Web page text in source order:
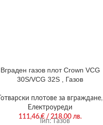
Вграден газов плот Crown VCG
30S/VCG 32S , Газов
Готварски плотове за вграждане,
Електроуреди
111,46€ / 218,00 лв.
Тип: Газов